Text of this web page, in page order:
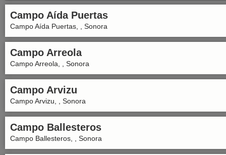
Campo Aída Puertas
Campo Aída Puertas, , Sonora
Campo Arreola
Campo Arreola, , Sonora
Campo Arvizu
Campo Arvizu, , Sonora
Campo Ballesteros
Campo Ballesteros, , Sonora